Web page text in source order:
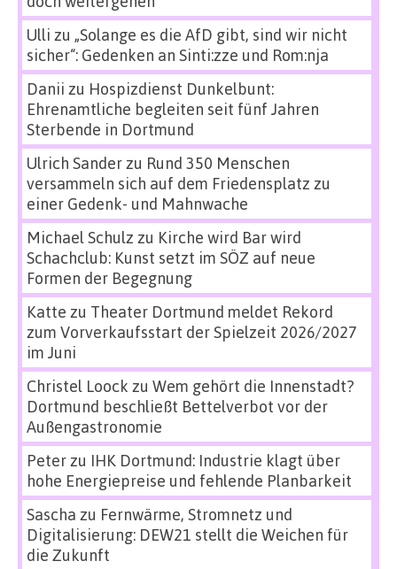
Ulli zu „Solange es die AfD gibt, sind wir nicht
sicher“: Gedenken an Sinti:zze und Rom:nja
Danii zu Hospizdienst Dunkelbunt:
Ehrenamtliche begleiten seit fünf Jahren
Sterbende in Dortmund
Ulrich Sanderzu Rund 350 Menschen
versammeln sich auf dem Friedensplatz zu
einer Gedenk- und Mahnwache
Michael Schulz zu Kirche wird Bar wird
Schachclub: Kunst setzt im SÖZ auf neue
Formen der Begegnung
Katte zu Theater Dortmund meldet Rekord
zum Vorverkaufsstart der Spielzeit 2026/2027
im Juni
Christel Loock zu Wem gehört die Innenstadt?
Dortmund beschließt Bettelverbot vor der
Außengastronomie
Peterzu IHK Dortmund: Industrie klagt über
hohe Energiepreise und fehlende Planbarkeit
Sascha zu Fernwärme, Stromnetz und
Digitalisierung: DEW21 stellt die Weichen für
die Zukunft